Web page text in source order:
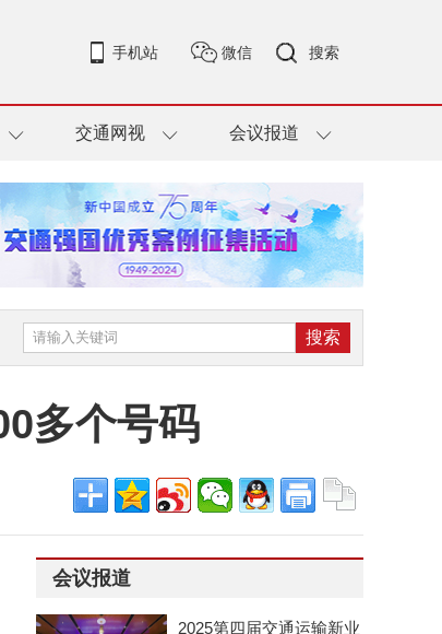
手机站 微信 搜索
交通网视 会议报道
多个号码
会议报道
2025第四届交通运输新业